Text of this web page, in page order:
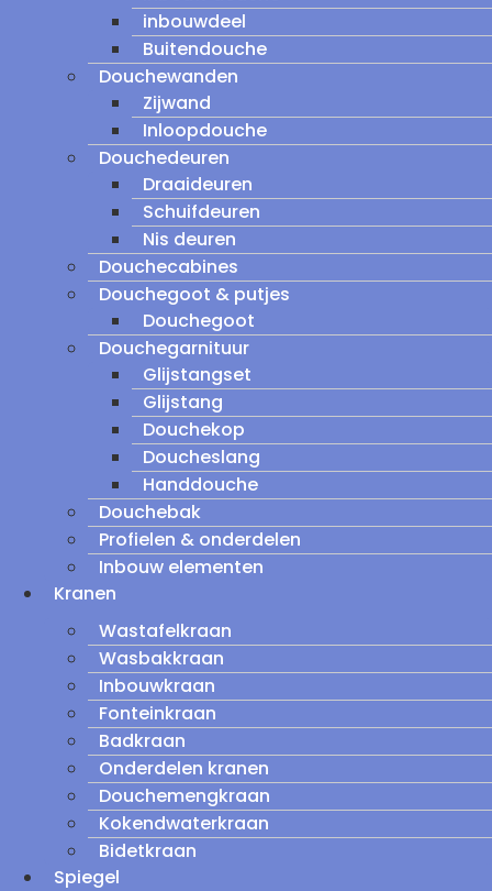
inbouwdeel
Buitendouche
Douchewanden
Zijwand
Inloopdouche
Douchedeuren
Draaideuren
Schuifdeuren
Nis deuren
Douchecabines
Douchegoot & putjes
Douchegoot
Douchegarnituur
Glijstangset
Glijstang
Douchekop
Doucheslang
Handdouche
Douchebak
Profielen & onderdelen
Inbouw elementen
Kranen
Wastafelkraan
Wasbakkraan
Inbouwkraan
Fonteinkraan
Badkraan
Onderdelen kranen
Douchemengkraan
Kokendwaterkraan
Bidetkraan
Spiegel